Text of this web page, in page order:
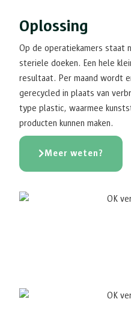
Oplossing
Op de operatiekamers staat
steriele doeken. Een hele
resultaat. Per maand wordt
gerecycled in plaats van
type plastic, waarmee
producten kunnen maken.
Meer weten?